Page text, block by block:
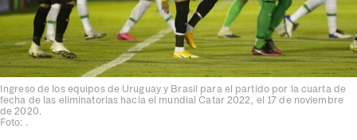
Ingreso de los equipos de Uruguay y Brasil para el partido por la cuarta de
fecha de las eliminatorias hacia el mundial Catar 2022, el 17 de noviembre
de 2020.
Foto: .